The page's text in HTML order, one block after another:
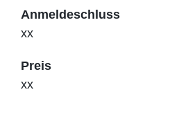
Anmeldeschluss
xx
Preis
xx